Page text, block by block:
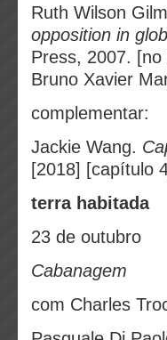
Ruth Wilson
opposition in
Press, 2007.
Bruno Xavier
complementar:
Jackie Wang.
[2018] [capítulo
terra habitada
23 de outubro
Cabanagem
com Charles